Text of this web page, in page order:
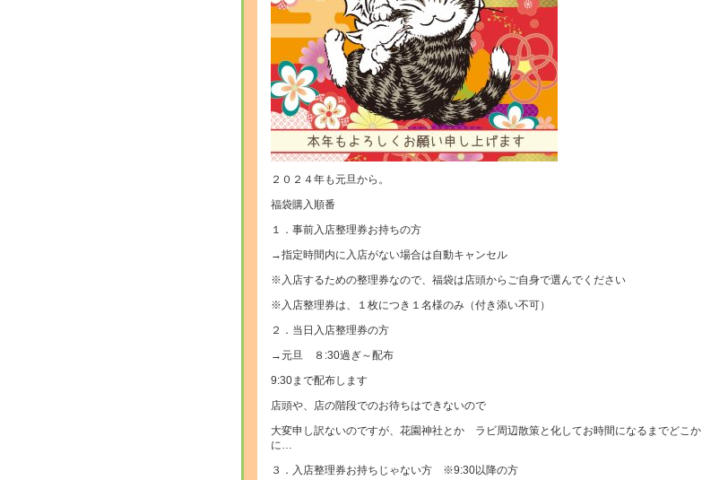
２０２４年も元旦から。
福袋購入順番
１．事前入店整理券お持ちの方
→指定時間内に入店がない場合は自動キャンセル
※入店するための整理券なので、福袋は店頭からご自身で選んでください
※入店整理券は、１枚につき１名様のみ（付き添い不可）
２．当日入店整理券の方
→元旦 ８:30過ぎ～配布
9:30まで配布します
店頭や、店の階段でのお待ちはできないので
大変申し訳ないのですが、花園神社とか゚ラビ周辺散策と化してお時間になるまでどこか
に…
３．入店整理券お持ちじゃない方 ※9:30以降の方